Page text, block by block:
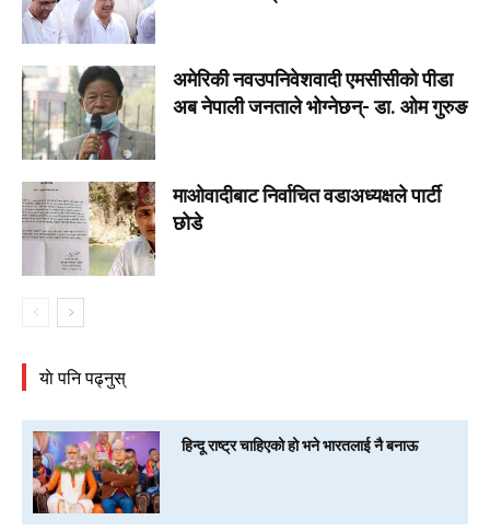
अमेरिकी नवउपनिवेशवादी एमसीसीकाे पीडा
अब नेपाली जनताले भोग्नेछन्- डा. ओम गुरुङ
माओवादीबाट निर्वाचित वडाअध्यक्षले पार्टी
छाेडे
याे पनि पढ्नुस्
हिन्दू राष्ट्र चाहिएको हो भने भारतलाई नै बनाऊ